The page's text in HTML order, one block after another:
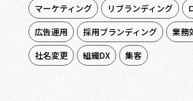
マーケティング
リブランディング
広告運用
採用ブランディング
業務
社名変更
組織DX 集客